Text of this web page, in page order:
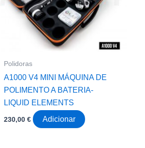
Polidoras
A1000 V4 MINI MÁQUINA DE
POLIMENTO A BATERIA-
LIQUID ELEMENTS
230,00€ Adicionar